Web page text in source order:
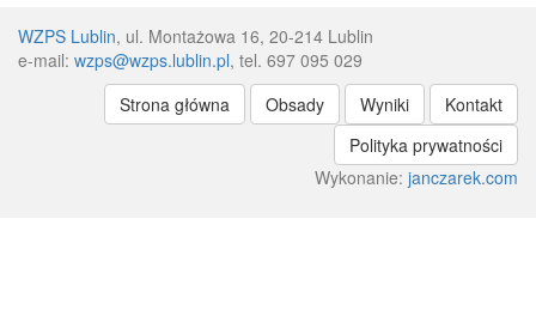
WZPS Lublin, ul. Montażowa 16, 20-214 Lublin
e-mail: wzps@wzps.lublin.pl, tel. 697 095 029
Strona główna
Obsady Wyniki
Kontakt
Polityka prywatności
Wykonanie: janczarek.com